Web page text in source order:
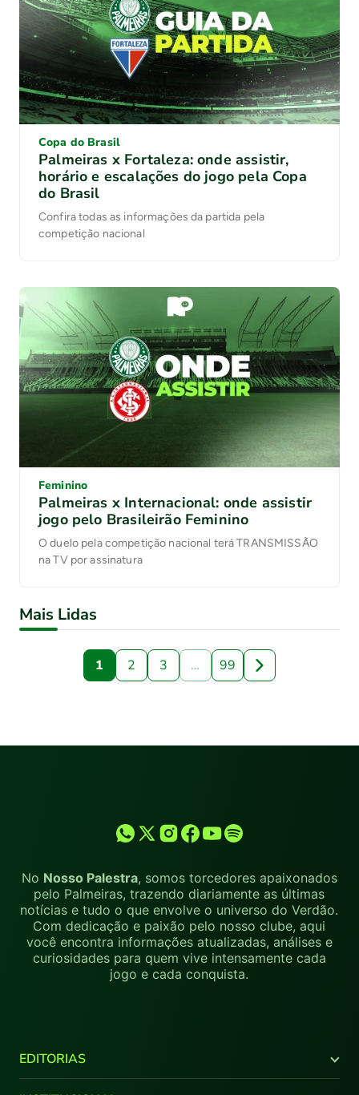
Copa do Brasil
Palmeiras x Fortaleza: onde assistir,
horário e escalações do jogo pela Copa
do Brasil
Confira todas as informações da partida pela
competição nacional
Feminino
Palmeiras x Internacional: onde assistir
jogo pelo Brasileirão Feminino
O duelo pela competição nacional terá TRANSMISSÃO
na TV por assinatura
Mais Lidas
1 2 3 … 99
No Nosso Palestra, somos torcedores apaixonados
pelo Palmeiras, trazendo diariamente as últimas
notícias e tudo o que envolve o universo do Verdão.
Com dedicação e paixão pelo nosso clube, aqui
você encontra informações atualizadas, análises e
curiosidades para quem vive intensamente cada
jogo e cada conquista.
EDITORIAS
Últimas Notícias